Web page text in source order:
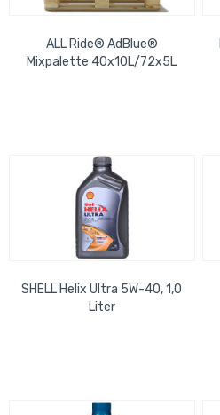
ALL Ride® AdBlue®
Mixpalette 40x10L/72x5L
SHELL Helix Ultra 5W-40, 1,0
Liter